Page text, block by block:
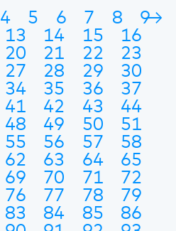
4 5 6 7 8
9
13 14 15
16
20 21 22
23
27 28 29
30
34 35 36
37
41 42 43
44
48 49 50
51
55 56 57
58
62 63 64
65
69 70 71
72
76 77 78
79
83 84 85
86
→